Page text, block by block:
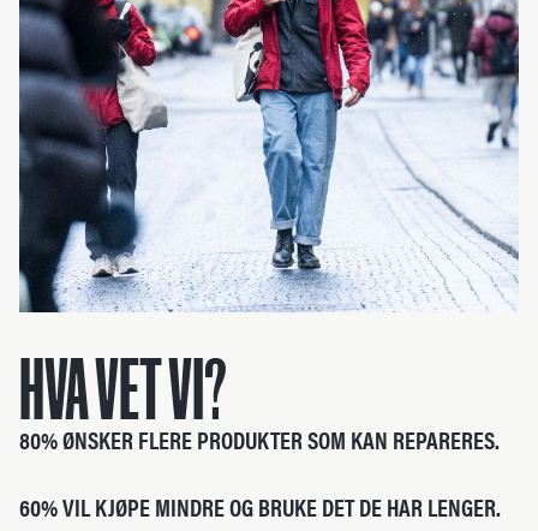
HVA VET VI?
80% ØNSKER FLERE PRODUKTER SOM KAN REPARERES.
60% VIL KJØPE MINDRE OG BRUKE DET DE HAR LENGER.